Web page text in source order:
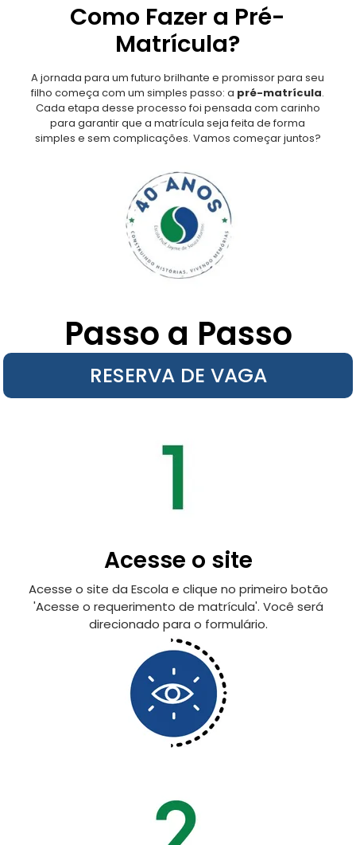
Como Fazer a Pré-
Matrícula?
A jornada para um futuro brilhante e promissor para seu
filho começa com um simples passo: a pré-matrícula.
Cada etapa desse processo foi pensada com carinho
para garantir que a matrícula seja feita de forma
simples e sem complicações. Vamos começar juntos?
Passo a Passo
RESERVA DE VAGA
Acesse o site
Acesse o site da Escola e clique no primeiro botão
'Acesse o requerimento de matrícula'. Você será
direcionado para o formulário.